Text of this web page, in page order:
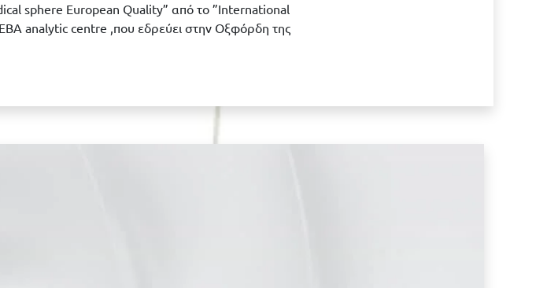
sphere European Quality” από το ”International
analytic centre ,που εδρεύει στην Οξφόρδη της